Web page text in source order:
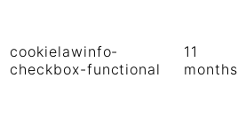
cookielawinfo-
checkbox-functional
11
months